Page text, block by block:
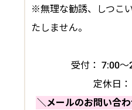
※無理な勧誘、しつこ
たしません。
受付： 7:00
定休日：
＼メールのお問い合